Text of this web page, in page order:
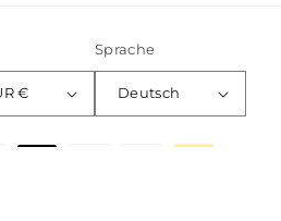
Deutschland | EUR €
Sprache
Deutsch